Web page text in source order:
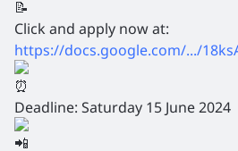
Click and apply now at:
https://docs.google.com/.../
Deadline: Saturday 15 June 2024